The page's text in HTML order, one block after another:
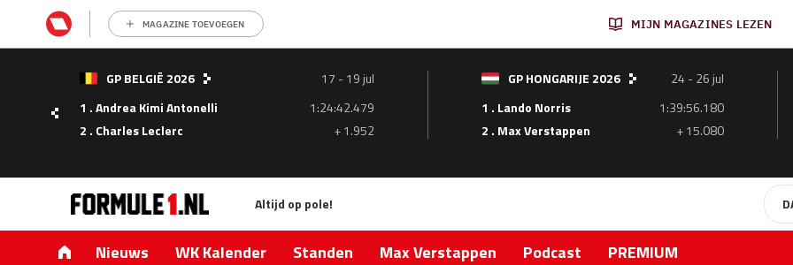
MAGAZINE TOEVOEGEN MIJN MAGAZINES LEZEN
GP BELGIË 2026
17 - 19 jul
1 . Andrea Kimi Antonelli
1:24:42.479
2 . Charles Leclerc
+ 1.952
GP HONGARIJE 2026
24 - 26 jul
1 . Lando Norris
1:39:56.180
2 . Max Verstappen
+ 15.080
Altijd op pole!
Nieuws WK Kalender Standen Max Verstappen Podcast PREMIUM